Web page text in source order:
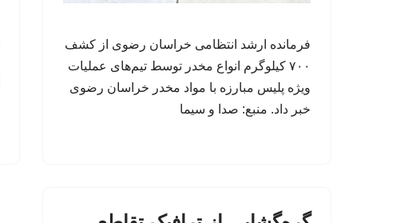
فرمانده ارشد انتظامی خراسان رضوی از کشف
۷۰۰ کیلوگرم انواع مخدر توسط تیم‌های عملیات
ویژه پلیس مبارزه با مواد مخدر خراسان رضوی
خبر داد. منبع: صدا و سیما